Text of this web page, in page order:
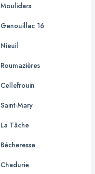
Moulidars
Genouillac 16
Nieuil
Roumazières
Cellefrouin
Saint-Mary
La Tâche
Bécheresse
Chadurie